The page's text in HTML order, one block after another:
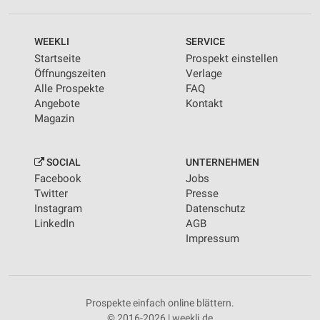
WEEKLI
Startseite
Öffnungszeiten
Alle Prospekte
Angebote
Magazin
SERVICE
Prospekt einstellen
Verlage
FAQ
Kontakt
SOCIAL
Facebook
Twitter
Instagram
LinkedIn
UNTERNEHMEN
Jobs
Presse
Datenschutz
AGB
Impressum
Prospekte einfach online blättern.